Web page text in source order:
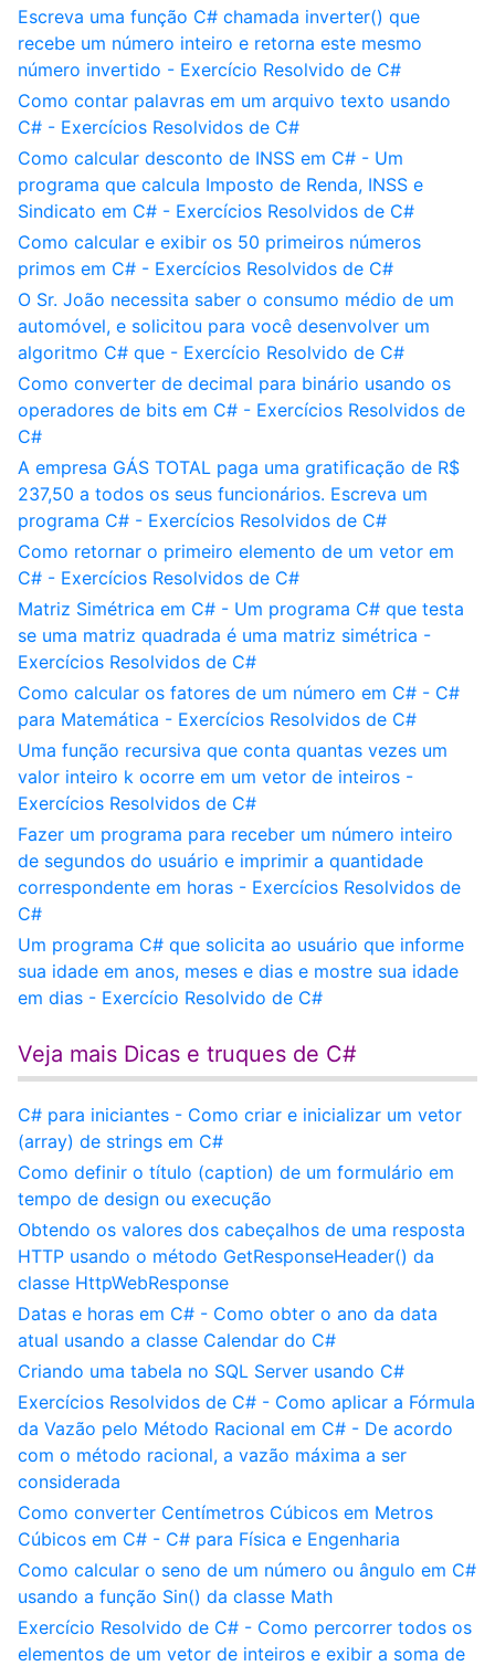
Escreva uma função C# chamada inverter() que
recebe um número inteiro e retorna este mesmo
número invertido - Exercício Resolvido de C#
Como contar palavras em um arquivo texto usando
C# - Exercícios Resolvidos de C#
Como calcular desconto de INSS em C# - Um
programa que calcula Imposto de Renda, INSS e
Sindicato em C# - Exercícios Resolvidos de C#
Como calcular e exibir os 50 primeiros números
primos em C# - Exercícios Resolvidos de C#
O Sr. João necessita saber o consumo médio de um
automóvel, e solicitou para você desenvolver um
algoritmo C# que - Exercício Resolvido de C#
Como converter de decimal para binário usando os
operadores de bits em C# - Exercícios Resolvidos de
C#
A empresa GÁS TOTAL paga uma gratificação de R$
237,50 a todos os seus funcionários. Escreva um
programa C# - Exercícios Resolvidos de C#
Como retornar o primeiro elemento de um vetor em
C# - Exercícios Resolvidos de C#
Matriz Simétrica em C# - Um programa C# que testa
se uma matriz quadrada é uma matriz simétrica -
Exercícios Resolvidos de C#
Como calcular os fatores de um número em C# - C#
para Matemática - Exercícios Resolvidos de C#
Uma função recursiva que conta quantas vezes um
valor inteiro k ocorre em um vetor de inteiros -
Exercícios Resolvidos de C#
Fazer um programa para receber um número inteiro
de segundos do usuário e imprimir a quantidade
correspondente em horas - Exercícios Resolvidos de
C#
Um programa C# que solicita ao usuário que informe
sua idade em anos, meses e dias e mostre sua idade
em dias - Exercício Resolvido de C#
Veja mais Dicas e truques de C#
C# para iniciantes - Como criar e inicializar um vetor
(array) de strings em C#
Como definir o título (caption) de um formulário em
tempo de design ou execução
Obtendo os valores dos cabeçalhos de uma resposta
HTTP usando o método GetResponseHeader() da
classe HttpWebResponse
Datas e horas em C# - Como obter o ano da data
atual usando a classe Calendar do C#
Criando uma tabela no SQL Server usando C#
Exercícios Resolvidos de C# - Como aplicar a Fórmula
da Vazão pelo Método Racional em C# - De acordo
com o método racional, a vazão máxima a ser
considerada
Como converter Centímetros Cúbicos em Metros
Cúbicos em C# - C# para Física e Engenharia
Como calcular o seno de um número ou ângulo em C#
usando a função Sin() da classe Math
Exercício Resolvido de C# - Como percorrer todos os
elementos de um vetor de inteiros e exibir a soma de